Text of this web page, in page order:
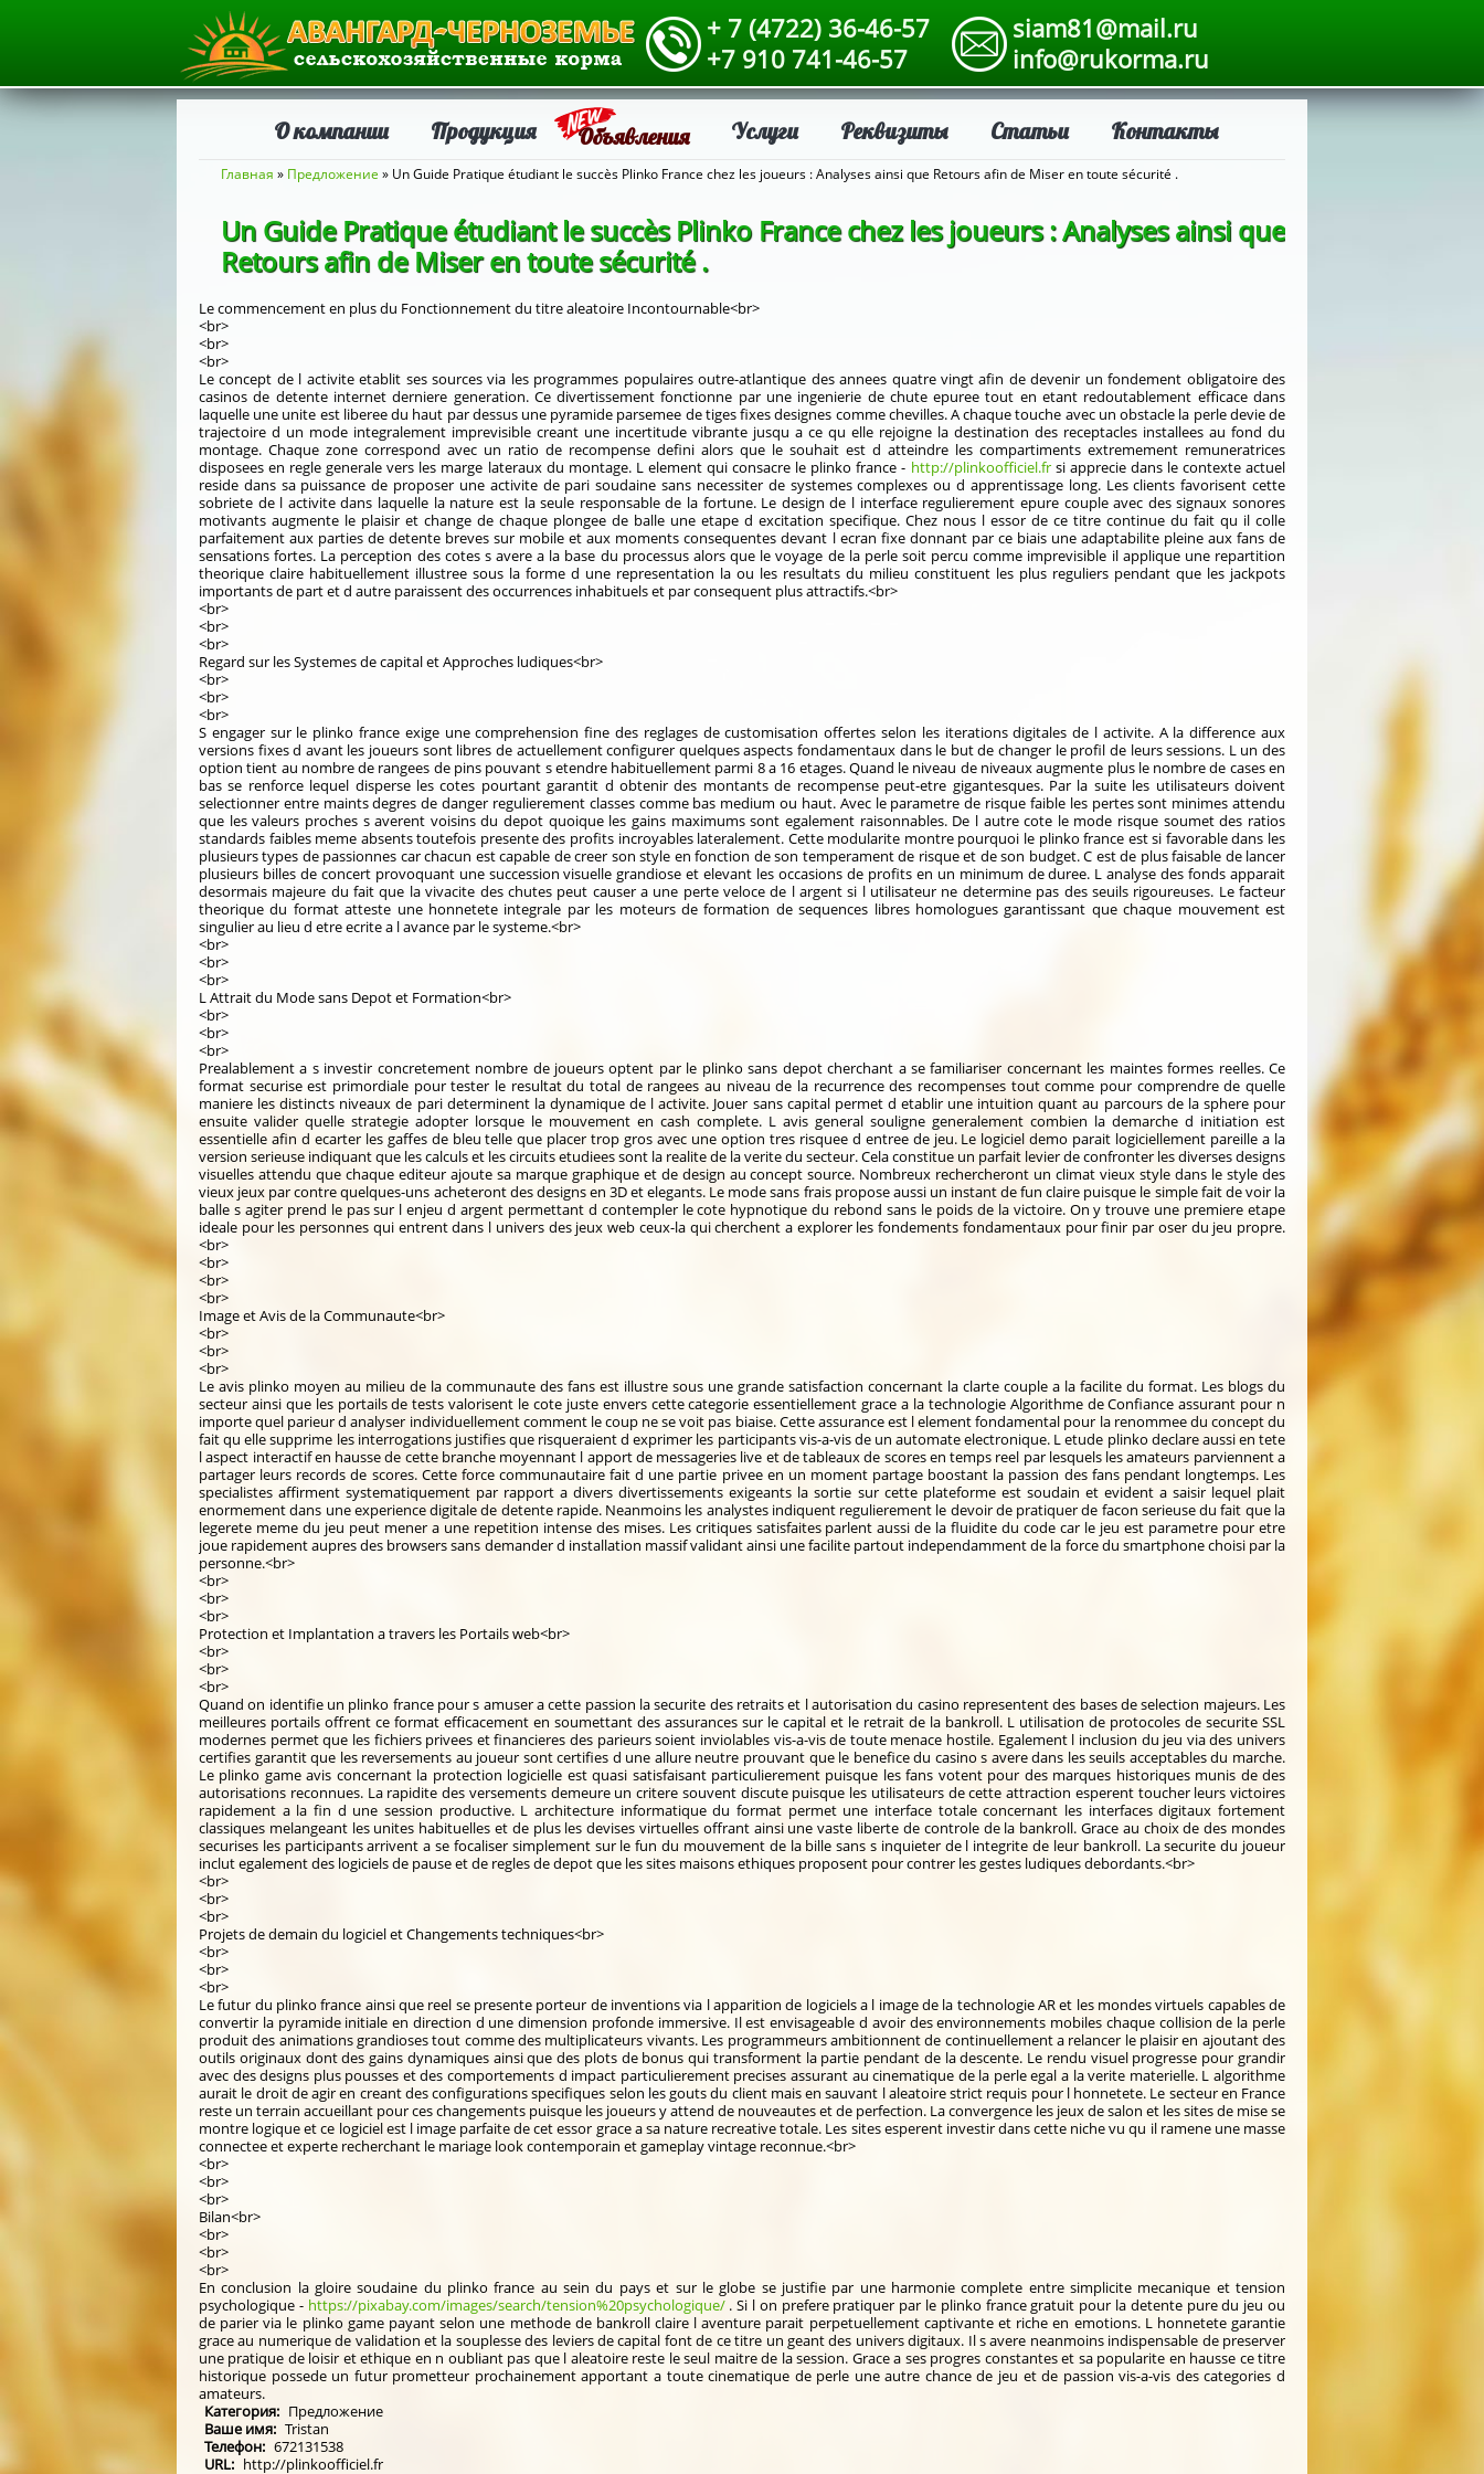
+ 7 (4722) 36-46-57
+7 910 741-46-57
siam81@mail.ru
info@rukorma.ru
О компании Продукция Объявления Услуги Реквизиты Статьи Контакты
Вы здесь
Главная » Предложение » Un Guide Pratique étudiant le succès Plinko France chez les joueurs : Analyses ainsi que Retours afin de Miser en toute sécurité .
Un Guide Pratique étudiant le succès Plinko France chez les joueurs : Analyses ainsi que
Retours afin de Miser en toute sécurité .
Le commencement en plus du Fonctionnement du titre aleatoire Incontournable<br>
<br>
<br>
<br>
Le concept de l activite etablit ses sources via les programmes populaires outre-atlantique des annees quatre vingt afin de devenir un fondement obligatoire des
casinos de detente internet derniere generation. Ce divertissement fonctionne par une ingenierie de chute epuree tout en etant redoutablement efficace dans
laquelle une unite est liberee du haut par dessus une pyramide parsemee de tiges fixes designes comme chevilles. A chaque touche avec un obstacle la perle devie de
trajectoire d un mode integralement imprevisible creant une incertitude vibrante jusqu a ce qu elle rejoigne la destination des receptacles installees au fond du
montage. Chaque zone correspond avec un ratio de recompense defini alors que le souhait est d atteindre les compartiments extremement remuneratrices
disposees en regle generale vers les marge lateraux du montage. L element qui consacre le plinko france - http://plinkoofficiel.frsi apprecie dans le contexte actuel
reside dans sa puissance de proposer une activite de pari soudaine sans necessiter de systemes complexes ou d apprentissage long. Les clients favorisent cette
sobriete de l activite dans laquelle la nature est la seule responsable de la fortune. Le design de l interface regulierement epure couple avec des signaux sonores
motivants augmente le plaisir et change de chaque plongee de balle une etape d excitation specifique. Chez nous l essor de ce titre continue du fait qu il colle
parfaitement aux parties de detente breves sur mobile et aux moments consequentes devant l ecran fixe donnant par ce biais une adaptabilite pleine aux fans de
sensations fortes. La perception des cotes s avere a la base du processus alors que le voyage de la perle soit percu comme imprevisible il applique une repartition
theorique claire habituellement illustree sous la forme d une representation la ou les resultats du milieu constituent les plus reguliers pendant que les jackpots
importants de part et d autre paraissent des occurrences inhabituels et par consequent plus attractifs.<br>
<br>
<br>
<br>
Regard sur les Systemes de capital et Approches ludiques<br>
<br>
<br>
<br>
S engager sur le plinko france exige une comprehension fine des reglages de customisation offertes selon les iterations digitales de l activite. A la difference aux
versions fixes d avant les joueurs sont libres de actuellement configurer quelques aspects fondamentaux dans le but de changer le profil de leurs sessions. L un des
option tient au nombre de rangees de pins pouvant s etendre habituellement parmi 8 a 16 etages. Quand le niveau de niveaux augmente plus le nombre de cases en
bas se renforce lequel disperse les cotes pourtant garantit d obtenir des montants de recompense peut-etre gigantesques. Par la suite les utilisateurs doivent
selectionner entre maints degres de danger regulierement classes comme bas medium ou haut. Avec le parametre de risque faible les pertes sont minimes attendu
que les valeurs proches s averent voisins du depot quoique les gains maximums sont egalement raisonnables. De l autre cote le mode risque soumet des ratios
standards faibles meme absents toutefois presente des profits incroyables lateralement. Cette modularite montre pourquoi le plinko france est si favorable dans les
plusieurs types de passionnes car chacun est capable de creer son style en fonction de son temperament de risque et de son budget. C est de plus faisable de lancer
plusieurs billes de concert provoquant une succession visuelle grandiose et elevant les occasions de profits en un minimum de duree. L analyse des fonds apparait
desormais majeure du fait que la vivacite des chutes peut causer a une perte veloce de l argent si l utilisateur ne determine pas des seuils rigoureuses. Le facteur
theorique du format atteste une honnetete integrale par les moteurs de formation de sequences libres homologues garantissant que chaque mouvement est
singulier au lieu d etre ecrite a l avance par le systeme.<br>
<br>
<br>
<br>
L Attrait du Mode sans Depot et Formation<br>
<br>
<br>
<br>
Prealablement a s investir concretement nombre de joueurs optent par le plinko sans depot cherchant a se familiariser concernant les maintes formes reelles. Ce
format securise est primordiale pour tester le resultat du total de rangees au niveau de la recurrence des recompenses tout comme pour comprendre de quelle
maniere les distincts niveaux de pari determinent la dynamique de l activite. Jouer sans capital permet d etablir une intuition quant au parcours de la sphere pour
ensuite valider quelle strategie adopter lorsque le mouvement en cash complete. L avis general souligne generalement combien la demarche d initiation est
essentielle afin d ecarter les gaffes de bleu telle que placer trop gros avec une option tres risquee d entree de jeu. Le logiciel demo parait logiciellement pareille a la
version serieuse indiquant que les calculs et les circuits etudiees sont la realite de la verite du secteur. Cela constitue un parfait levier de confronter les diverses designs
visuelles attendu que chaque editeur ajoute sa marque graphique et de design au concept source. Nombreux rechercheront un climat vieux style dans le style des
vieux jeux par contre quelques-uns acheteront des designs en 3D et elegants. Le mode sans frais propose aussi un instant de fun claire puisque le simple fait de voir la
balle s agiter prend le pas sur l enjeu d argent permettant d contempler le cote hypnotique du rebond sans le poids de la victoire. On y trouve une premiere etape
ideale pour les personnes qui entrent dans l univers des jeux web ceux-la qui cherchent a explorer les fondements fondamentaux pour finir par oser du jeu propre.
<br>
<br>
<br>
<br>
Image et Avis de la Communaute<br>
<br>
<br>
<br>
Le avis plinko moyen au milieu de la communaute des fans est illustre sous une grande satisfaction concernant la clarte couple a la facilite du format. Les blogs du
secteur ainsi que les portails de tests valorisent le cote juste envers cette categorie essentiellement grace a la technologie Algorithme de Confiance assurant pour n
importe quel parieur d analyser individuellement comment le coup ne se voit pas biaise. Cette assurance est l element fondamental pour la renommee du concept du
fait qu elle supprime les interrogations justifies que risqueraient d exprimer les participants vis-a-vis de un automate electronique. L etude plinko declare aussi en tete
l aspect interactif en hausse de cette branche moyennant l apport de messageries live et de tableaux de scores en temps reel par lesquels les amateurs parviennent a
partager leurs records de scores. Cette force communautaire fait d une partie privee en un moment partage boostant la passion des fans pendant longtemps. Les
specialistes affirment systematiquement par rapport a divers divertissements exigeants la sortie sur cette plateforme est soudain et evident a saisir lequel plait
enormement dans une experience digitale de detente rapide. Neanmoins les analystes indiquent regulierement le devoir de pratiquer de facon serieuse du fait que la
legerete meme du jeu peut mener a une repetition intense des mises. Les critiques satisfaites parlent aussi de la fluidite du code car le jeu est parametre pour etre
joue rapidement aupres des browsers sans demander d installation massif validant ainsi une facilite partout independamment de la force du smartphone choisi par la
personne.<br>
<br>
<br>
<br>
Protection et Implantation a travers les Portails web<br>
<br>
<br>
<br>
Quand on identifie un plinko france pour s amuser a cette passion la securite des retraits et l autorisation du casino representent des bases de selection majeurs. Les
meilleures portails offrent ce format efficacement en soumettant des assurances sur le capital et le retrait de la bankroll. L utilisation de protocoles de securite SSL
modernes permet que les fichiers privees et financieres des parieurs soient inviolables vis-a-vis de toute menace hostile. Egalement l inclusion du jeu via des univers
certifies garantit que les reversements au joueur sont certifies d une allure neutre prouvant que le benefice du casino s avere dans les seuils acceptables du marche.
Le plinko game avis concernant la protection logicielle est quasi satisfaisant particulierement puisque les fans votent pour des marques historiques munis de des
autorisations reconnues. La rapidite des versements demeure un critere souvent discute puisque les utilisateurs de cette attraction esperent toucher leurs victoires
rapidement a la fin d une session productive. L architecture informatique du format permet une interface totale concernant les interfaces digitaux fortement
classiques melangeant les unites habituelles et de plus les devises virtuelles offrant ainsi une vaste liberte de controle de la bankroll. Grace au choix de des mondes
securises les participants arrivent a se focaliser simplement sur le fun du mouvement de la bille sans s inquieter de l integrite de leur bankroll. La securite du joueur
inclut egalement des logiciels de pause et de regles de depot que les sites maisons ethiques proposent pour contrer les gestes ludiques debordants.<br>
<br>
<br>
<br>
Projets de demain du logiciel et Changements techniques<br>
<br>
<br>
<br>
Le futur du plinko france ainsi que reel se presente porteur de inventions via l apparition de logiciels a l image de la technologie AR et les mondes virtuels capables de
convertir la pyramide initiale en direction d une dimension profonde immersive. Il est envisageable d avoir des environnements mobiles chaque collision de la perle
produit des animations grandioses tout comme des multiplicateurs vivants. Les programmeurs ambitionnent de continuellement a relancer le plaisir en ajoutant des
outils originaux dont des gains dynamiques ainsi que des plots de bonus qui transforment la partie pendant de la descente. Le rendu visuel progresse pour grandir
avec des designs plus pousses et des comportements d impact particulierement precises assurant au cinematique de la perle egal a la verite materielle. L algorithme
aurait le droit de agir en creant des configurations specifiques selon les gouts du client mais en sauvant l aleatoire strict requis pour l honnetete. Le secteur en France
reste un terrain accueillant pour ces changements puisque les joueurs y attend de nouveautes et de perfection. La convergence les jeux de salon et les sites de mise se
montre logique et ce logiciel est l image parfaite de cet essor grace a sa nature recreative totale. Les sites esperent investir dans cette niche vu qu il ramene une masse
connectee et experte recherchant le mariage look contemporain et gameplay vintage reconnue.<br>
<br>
<br>
<br>
Bilan<br>
<br>
<br>
<br>
En conclusion la gloire soudaine du plinko france au sein du pays et sur le globe se justifie par une harmonie complete entre simplicite mecanique et tension
psychologique - https://pixabay.com/images/search/tension%20psychologique/. Si l on prefere pratiquer par le plinko france gratuit pour la detente pure du jeu ou
de parier via le plinko game payant selon une methode de bankroll claire l aventure parait perpetuellement captivante et riche en emotions. L honnetete garantie
grace au numerique de validation et la souplesse des leviers de capital font de ce titre un geant des univers digitaux. Il s avere neanmoins indispensable de preserver
une pratique de loisir et ethique en n oubliant pas que l aleatoire reste le seul maitre de la session. Grace a ses progres constantes et sa popularite en hausse ce titre
historique possede un futur prometteur prochainement apportant a toute cinematique de perle une autre chance de jeu et de passion vis-a-vis des categories d
amateurs.
Категория: Предложение
Ваше имя: Tristan
Телефон: 672131538
URL: http://plinkoofficiel.fr